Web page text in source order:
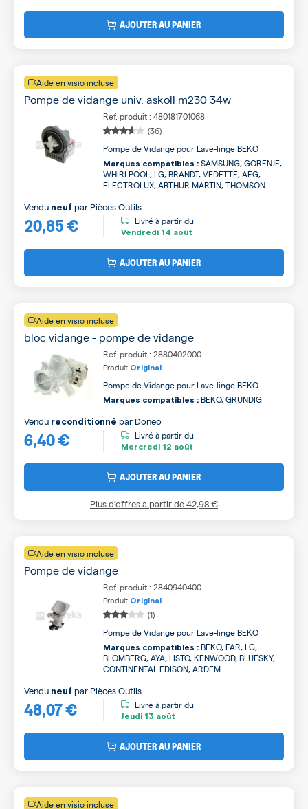
AJOUTER AU PANIER
Aide en visio incluse
Pompe de vidange univ. askoll m230 34w
Ref. produit : 480181701068
(36)
Pompe de Vidange pour Lave-linge BEKO
Marques compatibles : SAMSUNG, GORENJE,
WHIRLPOOL, LG, BRANDT, VEDETTE, AEG,
ELECTROLUX, ARTHUR MARTIN, THOMSON ...
20,85 €
Vendu neuf par Pièces Outils
Livré à partir du
Vendredi 14 août
AJOUTER AU PANIER
Aide en visio incluse
bloc vidange - pompe de vidange
Ref. produit : 2880402000
Produit Original
Pompe de Vidange pour Lave-linge BEKO
Marques compatibles : BEKO, GRUNDIG
6,40 €
Vendu reconditionné par Doneo
Livré à partir du
Mercredi 12 août
AJOUTER AU PANIER
Plus d’offres à partir de42,98 €
Aide en visio incluse
Pompe de vidange
Ref. produit : 2840940400
Produit Original
(1)
Pompe de Vidange pour Lave-linge BEKO
Marques compatibles : BEKO, FAR, LG,
BLOMBERG, AYA, LISTO, KENWOOD, BLUESKY,
CONTINENTAL EDISON, ARDEM ...
48,07 €
Vendu neuf par Pièces Outils
Livré à partir du
Jeudi 13 août
AJOUTER AU PANIER
Aide en visio incluse